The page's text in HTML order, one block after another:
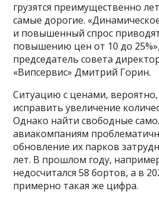
грузятся преимущественно
самые дорогие.
и повышенный спрос
повышению цен от 10 до
председатель совета
«Випсервис» Дмитрий Горин.
Ситуацию с ценами,
исправить увеличение
Однако найти свободные
авиакомпаниям
обновление их парков
лет. В прошлом году,
недосчитался 58 бортов, а в
примерно такая же цифра.